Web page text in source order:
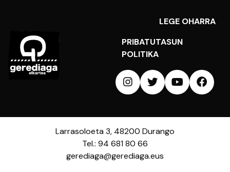
LEGE OHARRA
PRIBATUTASUN
POLITIKA
Larrasoloeta 3, 48200 Durango
Tel.: 94 681 80 66
gerediaga@gerediaga.eus